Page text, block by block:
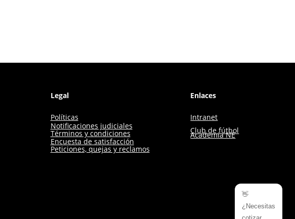
Legal
Políticas
Notificaciones judiciales
Términos y condiciones
Encuesta de satisfacción
Peticiones, quejas y reclamos
Enlaces
Intranet
Club de fútbol
Academia NE
👋
¿Necesitas